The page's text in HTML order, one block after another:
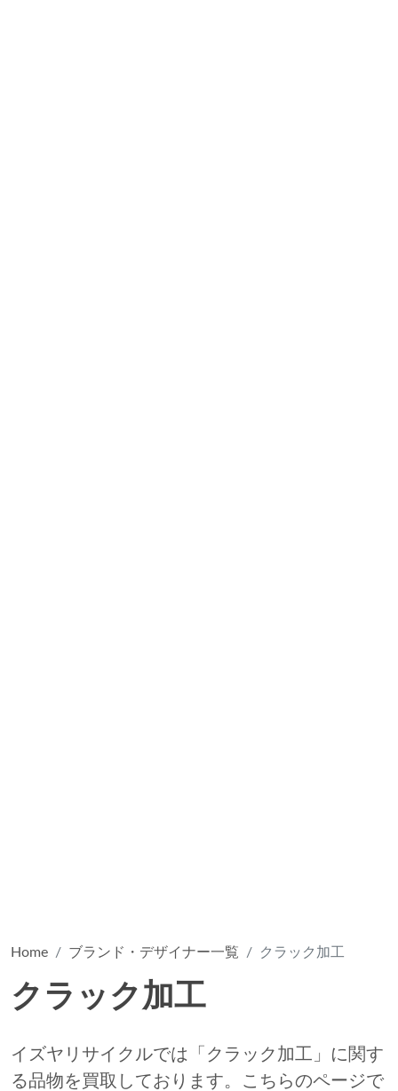
Home ブランド・デザイナー一覧 クラック加工
クラック加工
イズヤリサイクルでは「クラック加工」に関す
る品物を買取しております。こちらのページで